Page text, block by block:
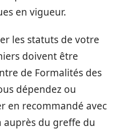
en vigueur.
les statuts de votre
doivent être
de Formalités des
dépendez ou
en recommandé avec
auprès du greffe du